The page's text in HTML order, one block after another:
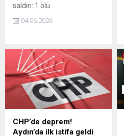
saldırı: 1 ölü
04.06.2026
CHP’de deprem!
Aydın’da ilk istifa geldi